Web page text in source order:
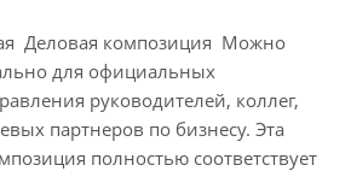
Деловая композиция Можно
для официальных
руководителей, коллег,
партнеров по бизнесу. Эта
полностью соответствует